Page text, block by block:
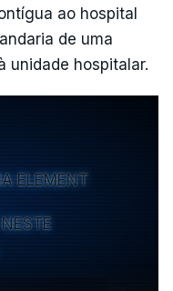
ao hospital
de uma
unidade hospitalar.
ELEMENT